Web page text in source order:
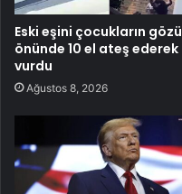
Eski eşini çocukların gözü
önünde 10 el ateş ederek
vurdu
Ağustos 8, 2026